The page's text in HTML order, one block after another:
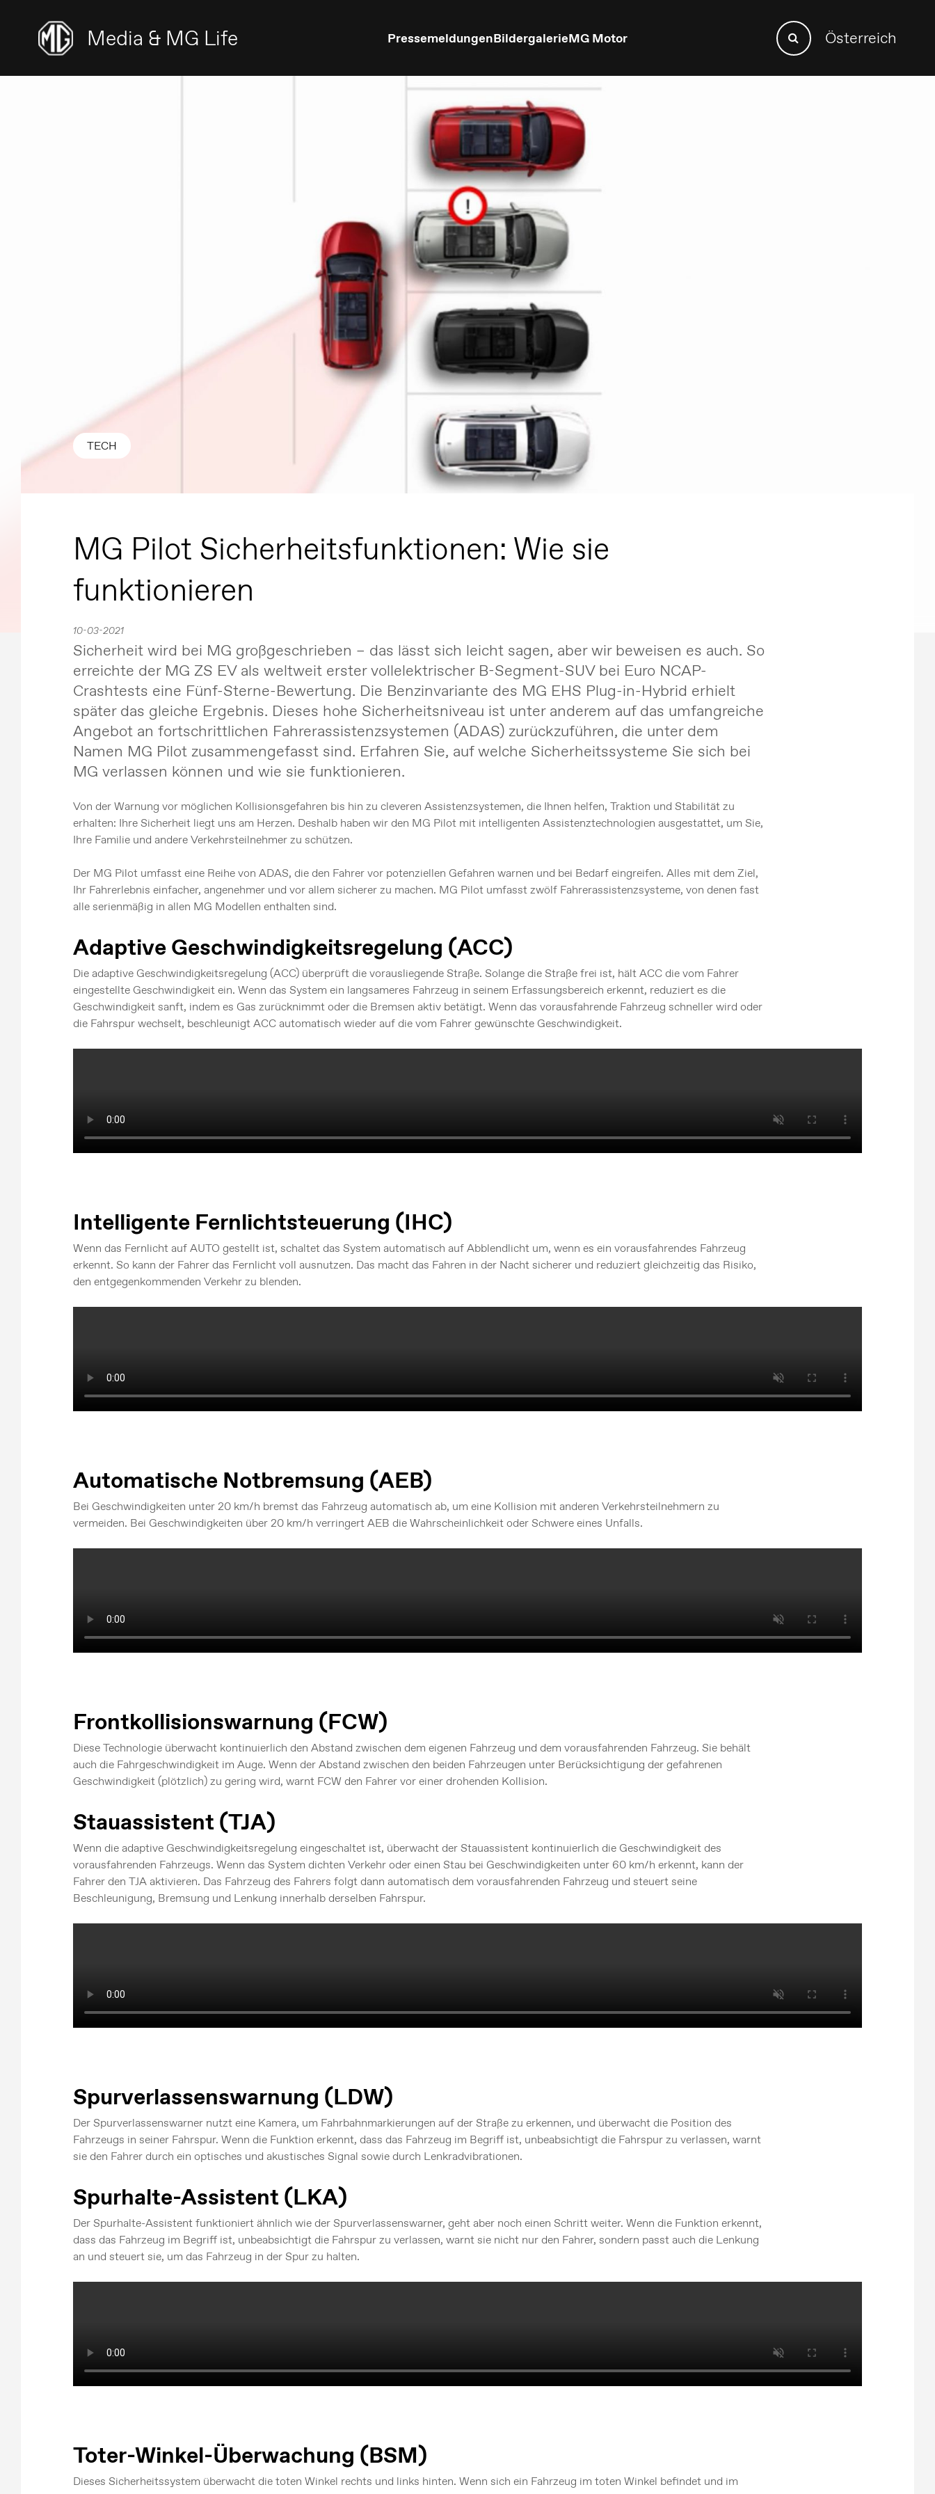
Media & MG Life PressemeldungenBildergalerieMG Motor
Search
for:Search Österreich
TECH
MG Pilot Sicherheitsfunktionen: Wie sie
funktionieren
10-03-2021
Sicherheit wird bei MG großgeschrieben – das lässt sich leicht sagen, aber wir beweisen es auch. So
erreichte der MG ZS EV als weltweit erster vollelektrischer B-Segment-SUV bei Euro NCAP-
Crashtests eine Fünf-Sterne-Bewertung. Die Benzinvariante des MG EHS Plug-in-Hybrid erhielt
später das gleiche Ergebnis. Dieses hohe Sicherheitsniveau ist unter anderem auf das umfangreiche
Angebot an fortschrittlichen Fahrerassistenzsystemen (ADAS) zurückzuführen, die unter dem
Namen MG Pilot zusammengefasst sind. Erfahren Sie, auf welche Sicherheitssysteme Sie sich bei
MG verlassen können und wie sie funktionieren.
Von der Warnung vor möglichen Kollisionsgefahren bis hin zu cleveren Assistenzsystemen, die Ihnen helfen, Traktion und Stabilität zu
erhalten: Ihre Sicherheit liegt uns am Herzen. Deshalb haben wir den MG Pilot mit intelligenten Assistenztechnologien ausgestattet, um Sie,
Ihre Familie und andere Verkehrsteilnehmer zu schützen.
Der MG Pilot umfasst eine Reihe von ADAS, die den Fahrer vor potenziellen Gefahren warnen und bei Bedarf eingreifen. Alles mit dem Ziel,
Ihr Fahrerlebnis einfacher, angenehmer und vor allem sicherer zu machen. MG Pilot umfasst zwölf Fahrerassistenzsysteme, von denen fast
alle serienmäßig in allen MG Modellen enthalten sind.
Adaptive Geschwindigkeitsregelung (ACC)
Die adaptive Geschwindigkeitsregelung (ACC) überprüft die vorausliegende Straße. Solange die Straße frei ist, hält ACC die vom Fahrer
eingestellte Geschwindigkeit ein. Wenn das System ein langsameres Fahrzeug in seinem Erfassungsbereich erkennt, reduziert es die
Geschwindigkeit sanft, indem es Gas zurücknimmt oder die Bremsen aktiv betätigt. Wenn das vorausfahrende Fahrzeug schneller wird oder
die Fahrspur wechselt, beschleunigt ACC automatisch wieder auf die vom Fahrer gewünschte Geschwindigkeit.
Intelligente Fernlichtsteuerung (IHC)
Wenn das Fernlicht auf AUTO gestellt ist, schaltet das System automatisch auf Abblendlicht um, wenn es ein vorausfahrendes Fahrzeug
erkennt. So kann der Fahrer das Fernlicht voll ausnutzen. Das macht das Fahren in der Nacht sicherer und reduziert gleichzeitig das Risiko,
den entgegenkommenden Verkehr zu blenden.
Automatische Notbremsung (AEB)
Bei Geschwindigkeiten unter 20 km/h bremst das Fahrzeug automatisch ab, um eine Kollision mit anderen Verkehrsteilnehmern zu
vermeiden. Bei Geschwindigkeiten über 20 km/h verringert AEB die Wahrscheinlichkeit oder Schwere eines Unfalls.
Frontkollisionswarnung (FCW)
Diese Technologie überwacht kontinuierlich den Abstand zwischen dem eigenen Fahrzeug und dem vorausfahrenden Fahrzeug. Sie behält
auch die Fahrgeschwindigkeit im Auge. Wenn der Abstand zwischen den beiden Fahrzeugen unter Berücksichtigung der gefahrenen
Geschwindigkeit (plötzlich) zu gering wird, warnt FCW den Fahrer vor einer drohenden Kollision.
Stauassistent (TJA)
Wenn die adaptive Geschwindigkeitsregelung eingeschaltet ist, überwacht der Stauassistent kontinuierlich die Geschwindigkeit des
vorausfahrenden Fahrzeugs. Wenn das System dichten Verkehr oder einen Stau bei Geschwindigkeiten unter 60 km/h erkennt, kann der
Fahrer den TJA aktivieren. Das Fahrzeug des Fahrers folgt dann automatisch dem vorausfahrenden Fahrzeug und steuert seine
Beschleunigung, Bremsung und Lenkung innerhalb derselben Fahrspur.
Spurverlassenswarnung (LDW)
Der Spurverlassenswarner nutzt eine Kamera, um Fahrbahnmarkierungen auf der Straße zu erkennen, und überwacht die Position des
Fahrzeugs in seiner Fahrspur. Wenn die Funktion erkennt, dass das Fahrzeug im Begriff ist, unbeabsichtigt die Fahrspur zu verlassen, warnt
sie den Fahrer durch ein optisches und akustisches Signal sowie durch Lenkradvibrationen.
Spurhalte-Assistent (LKA)
Der Spurhalte-Assistent funktioniert ähnlich wie der Spurverlassenswarner, geht aber noch einen Schritt weiter. Wenn die Funktion erkennt,
dass das Fahrzeug im Begriff ist, unbeabsichtigt die Fahrspur zu verlassen, warnt sie nicht nur den Fahrer, sondern passt auch die Lenkung
an und steuert sie, um das Fahrzeug in der Spur zu halten.
Toter-Winkel-Überwachung (BSM)
Dieses Sicherheitssystem überwacht die toten Winkel rechts und links hinten. Wenn sich ein Fahrzeug im toten Winkel befindet und im